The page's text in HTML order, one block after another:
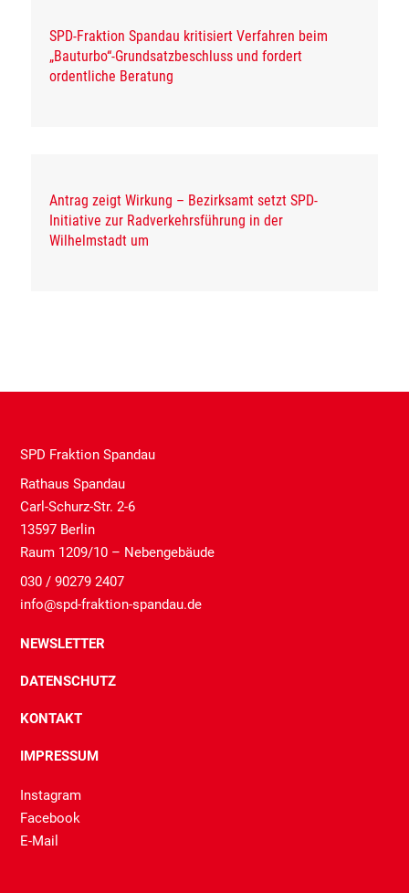
SPD-Fraktion Spandau kritisiert Verfahren beim
„Bauturbo“-Grundsatzbeschluss und fordert
ordentliche Beratung
Antrag zeigt Wirkung – Bezirksamt setzt SPD-
Initiative zur Radverkehrsführung in der
Wilhelmstadt um
SPD Fraktion Spandau
Rathaus Spandau
Carl-Schurz-Str. 2-6
13597 Berlin
Raum 1209/10 – Nebengebäude
030 / 90279 2407
info@spd-fraktion-spandau.de
NEWSLETTER
DATENSCHUTZ
KONTAKT
IMPRESSUM
Instagram
Facebook
E-Mail